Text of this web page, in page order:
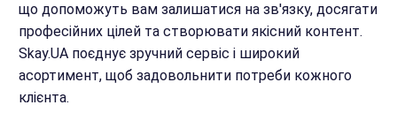
що допоможуть вам залишатися на зв'язку, досягати
професійних цілей та створювати якісний контент.
Skay.UA поєднує зручний сервіс і широкий
асортимент, щоб задовольнити потреби кожного
клієнта.